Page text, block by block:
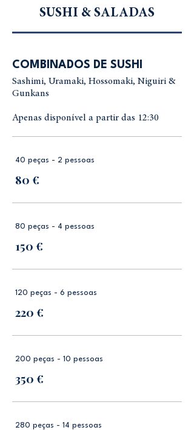
SUSHI & SALADAS
COMBINADOS DE SUSHI
Sashimi, Uramaki, Hossomaki, Niguiri &
Gunkans
Apenas disponível a partir das 12:30
40 peças - 2 pessoas
80 €
80 peças - 4 pessoas
150 €
120 peças - 6 pessoas
220 €
200 peças - 10 pessoas
350 €
280 peças - 14 pessoas